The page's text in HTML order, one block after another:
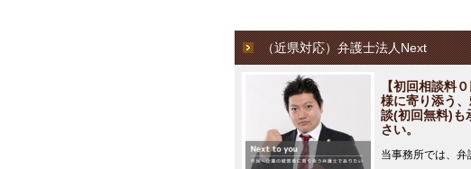
（近県対応）弁護士法人Next
【初回相談料
様に寄り添う
談(初回無料)も
さい。
当事務所では、弁